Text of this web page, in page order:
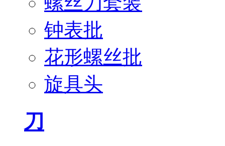
钟表批
花形螺丝批
旋具头
刀